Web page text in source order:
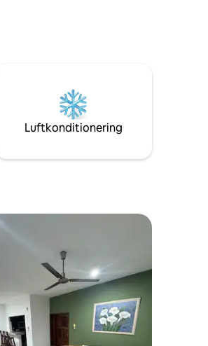
Luftkonditionering